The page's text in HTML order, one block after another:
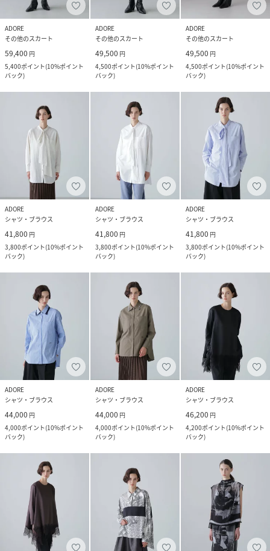
ADORE
その他のスカート
59,400 円
5,400ポイント(10%ポイント
バック)
ADORE
その他のスカート
49,500 円
4,500ポイント(10%ポイント
バック)
ADORE
その他のスカート
49,500 円
4,500ポイント(10%ポイント
バック)
ADORE
シャツ・ブラウス
41,800 円
3,800ポイント(10%ポイント
バック)
ADORE
シャツ・ブラウス
41,800 円
3,800ポイント(10%ポイント
バック)
ADORE
シャツ・ブラウス
41,800 円
3,800ポイント(10%ポイント
バック)
ADORE
シャツ・ブラウス
44,000 円
4,000ポイント(10%ポイント
バック)
ADORE
シャツ・ブラウス
44,000 円
4,000ポイント(10%ポイント
バック)
ADORE
シャツ・ブラウス
46,200 円
4,200ポイント(10%ポイント
バック)